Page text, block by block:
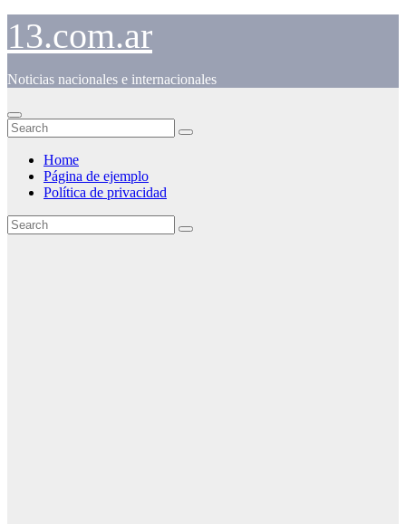
Skip
content
13.com.ar
Noticias nacionales e internacionales
Home
Página de ejemplo
Política de privacidad